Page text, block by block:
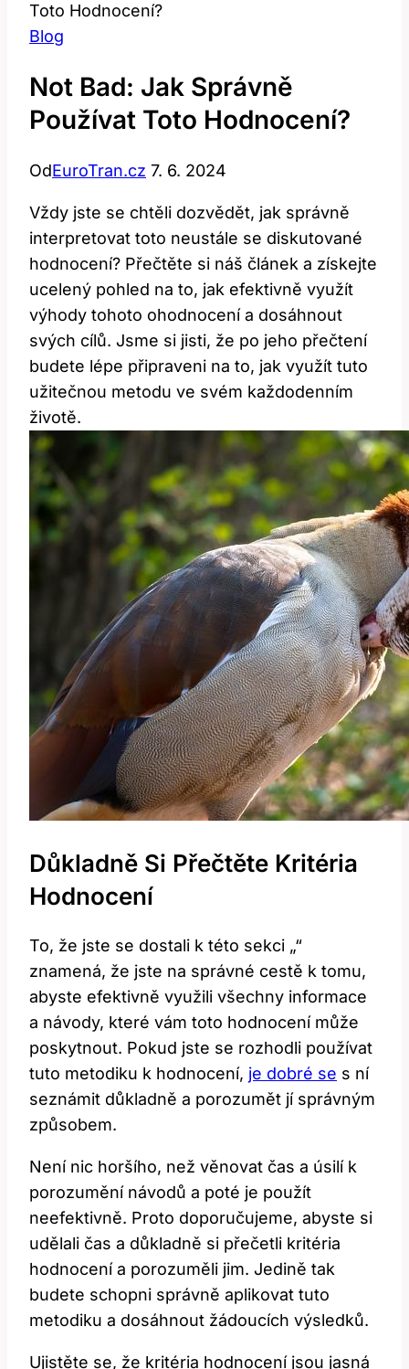
Toto Hodnocení?
Blog
Not Bad: Jak Správně
Používat Toto Hodnocení?
OdEuroTran.cz 7. 6. 2024
Vždy jste se chtěli dozvědět, jak správně
interpretovat toto neustále se diskutované
hodnocení? Přečtěte si náš článek a získejte
ucelený pohled na to, jak efektivně využít
výhody tohoto ohodnocení a dosáhnout
svých cílů. Jsme si jisti, že po jeho přečtení
budete lépe připraveni na to, jak využít tuto
užitečnou metodu ve svém každodenním
životě.
Důkladně Si Přečtěte Kritéria
Hodnocení
To, že jste se dostali k této sekci „“
znamená, že jste na správné cestě k tomu,
abyste efektivně využili všechny informace
a návody, které vám toto hodnocení může
poskytnout. Pokud jste se rozhodli používat
tuto metodiku k hodnocení, je dobré se s ní
seznámit důkladně a porozumět jí správným
způsobem.
Není nic horšího, než věnovat čas a úsilí k
porozumění návodů a poté je použít
neefektivně. Proto doporučujeme, abyste si
udělali čas a důkladně si přečetli kritéria
hodnocení a porozuměli jim. Jedině tak
budete schopni správně aplikovat tuto
metodiku a dosáhnout žádoucích výsledků.
Ujistěte se, že kritéria hodnocení jsou jasná